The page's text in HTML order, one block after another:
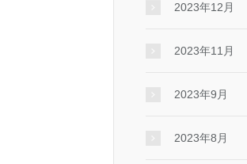
2023年12月
2023年11月
2023年9月
2023年8月